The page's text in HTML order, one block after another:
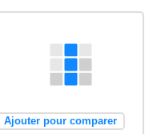
Ajouter pour comparer